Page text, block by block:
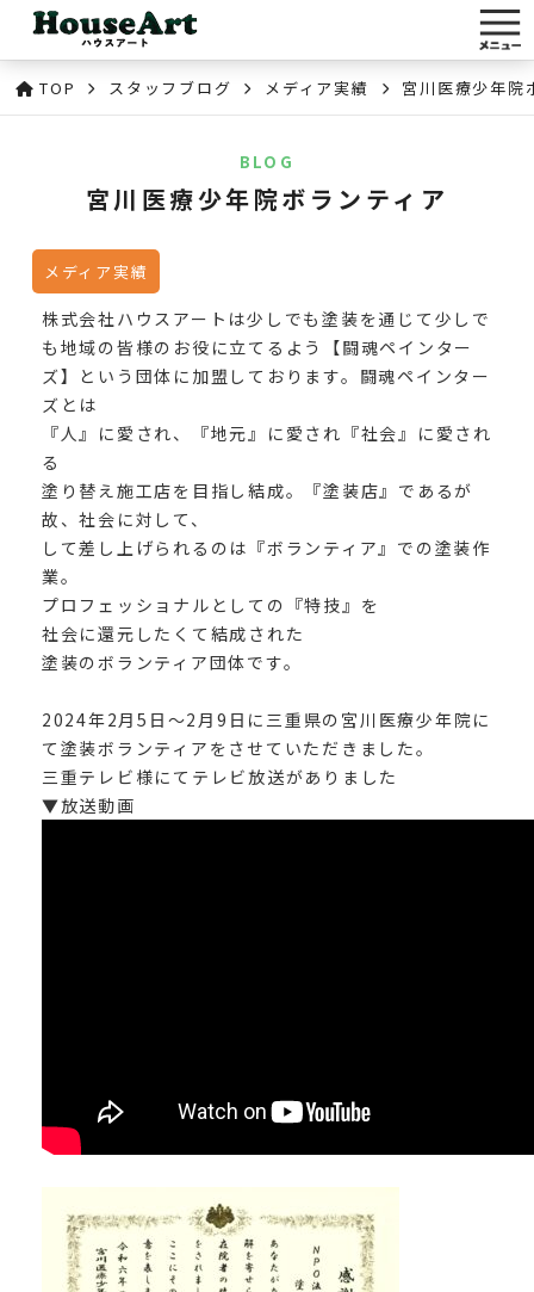
TOP スタッフブログ メディア実績 宮川医療少年院
BLOG
宮川医療少年院ボランティア
メディア実績
株式会社ハウスアートは少しでも塗装を通じて少しで
も地域の皆様のお役に立てるよう【闘魂ペインター
ズ】という団体に加盟しております。闘魂ペインター
ズとは
『人』に愛され、『地元』に愛され『社会』に愛され
る
塗り替え施工店を目指し結成。『塗装店』であるが
故、社会に対して、
して差し上げられるのは『ボランティア』での塗装作
業。
プロフェッショナルとしての『特技』を
社会に還元したくて結成された
塗装のボランティア団体です。
2024年2月5日～2月9日に三重県の宮川医療少年院に
て塗装ボランティアをさせていただきました。
三重テレビ様にてテレビ放送がありました
▼放送動画